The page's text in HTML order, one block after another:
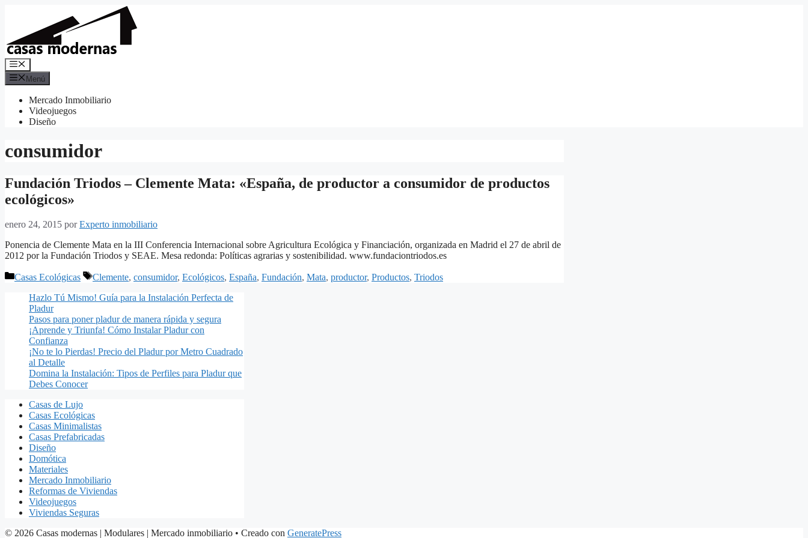
contenido
Menú
Menú
Mercado Inmobiliario
Videojuegos
Diseño
consumidor
Fundación Triodos – Clemente Mata: «España, de productor a consumidor de productos
ecológicos»
enero 24, 2015 porExperto inmobiliario
Ponencia de Clemente Mata en la III Conferencia Internacional sobre Agricultura Ecológica y Financiación, organizada en Madrid el 27 de abril de
2012 por la Fundación Triodos y SEAE. Mesa redonda: Políticas agrarias y sostenibilidad. www.fundaciontriodos.es
Categorías
Casas Ecológicas Etiquetas
Clemente, consumidor, Ecológicos, España, Fundación, Mata, productor, Productos, Triodos
Hazlo Tú Mismo! Guía para la Instalación Perfecta de
Pladur
Pasos para poner pladur de manera rápida y segura
¡Aprende y Triunfa! Cómo Instalar Pladur con
Confianza
¡No te lo Pierdas! Precio del Pladur por Metro Cuadrado
al Detalle
Domina la Instalación: Tipos de Perfiles para Pladur que
Debes Conocer
Casas de Lujo
Casas Ecológicas
Casas Minimalistas
Casas Prefabricadas
Diseño
Domótica
Materiales
Mercado Inmobiliario
Reformas de Viviendas
Videojuegos
Viviendas Seguras
© 2026 Casas modernas | Modulares | Mercado inmobiliario • Creado con GeneratePress